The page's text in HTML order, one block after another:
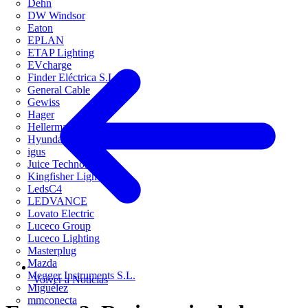
Dehn
DW Windsor
Eaton
EPLAN
ETAP Lighting
EVcharge
Finder Eléctrica S.L.U
General Cable
Gewiss
Hager
HellermannTyton
Hyundai Electric
igus
Juice Technology
Kingfisher Lighting
LedsC4
LEDVANCE
Lovato Electric
Luceco Group
Luceco Lighting
Masterplug
Mazda
Megger Instruments S.L.
Miguélez
mmconecta
Volver a Noticias